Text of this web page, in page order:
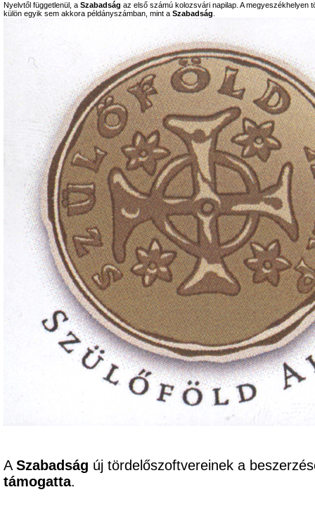
Nyelvtől függetlenül, a Szabadság az első számú kolozsvári napilap. A megyeszékhelyen
külön egyik sem akkora példányszámban, mint a Szabadság
A Szabadság új tördelőszoftvereinek a
támogatta.